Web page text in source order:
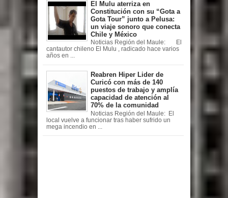
El Mulu aterriza en
Constitución con su “Gota a
Gota Tour” junto a Pelusa:
un viaje sonoro que conecta
Chile y México
Noticias Región del Maule: El
cantautor chileno El Mulu , radicado hace varios
años en ...
Reabren Hiper Lider de
Curicó con más de 140
puestos de trabajo y amplía
capacidad de atención al
70% de la comunidad
Noticias Región del Maule: El
local vuelve a funcionar tras haber sufrido un
mega incendio en ...